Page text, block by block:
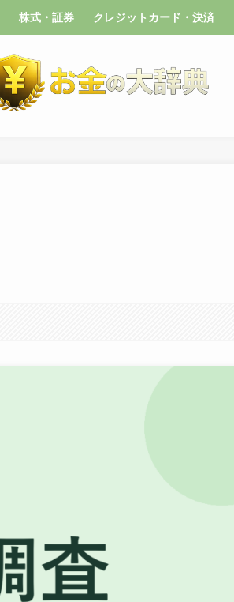
株式・証券 クレジットカード・決済